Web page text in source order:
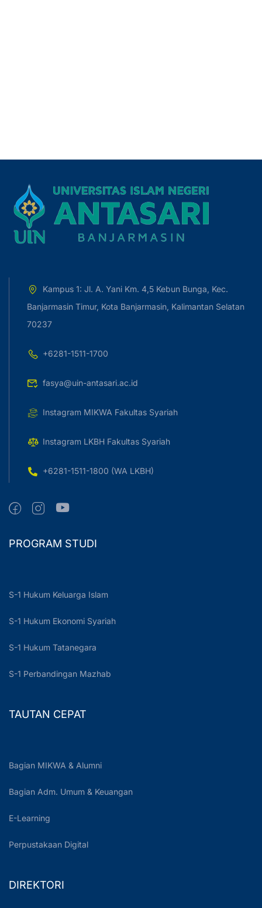
Kampus 1: Jl. A. Yani Km. 4,5 Kebun Bunga, Kec.
Banjarmasin Timur, Kota Banjarmasin, Kalimantan Selatan
70237
+6281-1511-1700
fasya@uin-antasari.ac.id
Instagram MIKWA Fakultas Syariah
Instagram LKBH Fakultas Syariah
+6281-1511-1800 (WA LKBH)
PROGRAM STUDI
S-1 Hukum Keluarga Islam
S-1 Hukum Ekonomi Syariah
S-1 Hukum Tatanegara
S-1 Perbandingan Mazhab
TAUTAN CEPAT
Bagian MIKWA & Alumni
Bagian Adm. Umum & Keuangan
E-Learning
Perpustakaan Digital
DIREKTORI